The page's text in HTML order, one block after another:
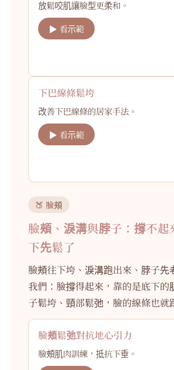
放鬆咬肌讓臉型更柔和。
▶ 看示範
下巴線條鬆垮
改善下巴線條的居家手法。
▶ 看示範
🍑 臉頰
臉頰、淚溝與脖子：撐不起
下先鬆了
臉頰往下垮、淚溝跑出來、脖子先
我們：臉撐得起來，靠的是底下的
子鬆垮、頸部鬆弛，臉的線條也就
臉頰鬆弛對抗地心引力
臉頰肌肉訓練，抵抗下垂。